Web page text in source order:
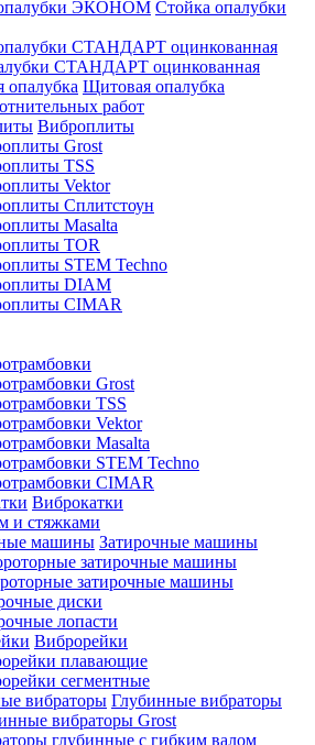
Стойка опалубки
СТАНДАРТ оцинкованная
Щитовая опалубка
работ
Виброплиты
Grost
TSS
Vektor
Сплитстоун
Masalta
TOR
STEM Techno
DIAM
CIMAR
Grost
TSS
Vektor
Masalta
STEM Techno
CIMAR
Виброкатки
и стяжками
Затирочные машины
затирочные машины
затирочные машины
диски
лопасти
Виброрейки
плавающие
сегментные
Глубинные вибраторы
вибраторы Grost
глубинные с гибким валом